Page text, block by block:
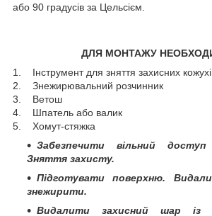
або 90 градусів за
ДЛЯ МОНТАЖУ
1. Інструмент для зняття захисних
2. Знежирювальний розчинник
3. Ветош
4. Шпатель або валик
5. Хомут-стяжка
Забезпечити вільний
Зняття захисту.
Підготувати поверхню.
знежирити.
Видалити захисний шар із